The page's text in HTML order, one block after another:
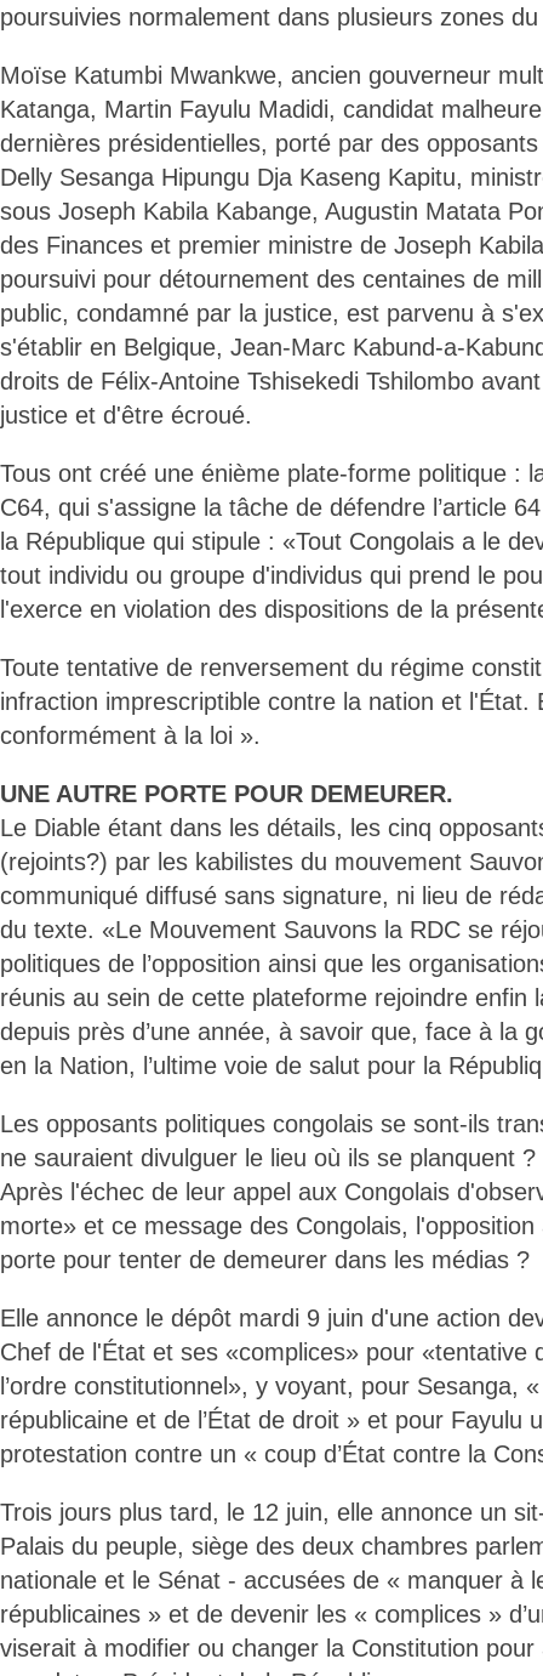
poursuivies normalement dans plusieurs zones
Moïse Katumbi Mwankwe, ancien gouverneur
Katanga, Martin Fayulu Madidi, candidat
dernières présidentielles, porté par des
Delly Sesanga Hipungu Dja Kaseng Kapitu,
sous Joseph Kabila Kabange, Augustin Matata
des Finances et premier ministre de Joseph
poursuivi pour détournement des centaines de
public, condamné par la justice, est parvenu à
s'établir en Belgique, Jean-Marc Kabund-a-
droits de Félix-Antoine Tshisekedi Tshilombo
justice et d'être écroué.
Tous ont créé une énième plate-forme politique :
C64, qui s'assigne la tâche de défendre l’article
la République qui stipule : «Tout Congolais a le
tout individu ou groupe d'individus qui prend le
l'exerce en violation des dispositions de la
Toute tentative de renversement du régime
infraction imprescriptible contre la nation et l'État.
conformément à la loi ».
UNE AUTRE PORTE POUR DEMEURER.
Le Diable étant dans les détails, les cinq
(rejoints?) par les kabilistes du mouvement
communiqué diffusé sans signature, ni lieu de
du texte. «Le Mouvement Sauvons la RDC se
politiques de l’opposition ainsi que les
réunis au sein de cette plateforme rejoindre enfin
depuis près d’une année, à savoir que, face à la
en la Nation, l’ultime voie de salut pour la
Les opposants politiques congolais se sont-ils
ne sauraient divulguer le lieu où ils se planquent ?
Après l'échec de leur appel aux Congolais
morte» et ce message des Congolais,
porte pour tenter de demeurer dans les médias ?
Elle annonce le dépôt mardi 9 juin d'une action
Chef de l'État et ses «complices» pour «tentative
l’ordre constitutionnel», y voyant, pour Sesanga,
républicaine et de l’État de droit » et pour Fayulu
protestation contre un « coup d’État contre la
Trois jours plus tard, le 12 juin, elle annonce un
Palais du peuple, siège des deux chambres
nationale et le Sénat - accusées de « manquer à
républicaines » et de devenir les « complices »
viserait à modifier ou changer la Constitution